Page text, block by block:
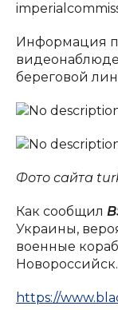
Информация
береговой
Фото сайта
Как сообщил
Украины,
военные
Новороссийск.
https://